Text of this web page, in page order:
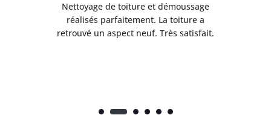
Nettoyage de toiture et démoussage
réalisés parfaitement. La toiture a
retrouvé un aspect neuf. Très satisfait.